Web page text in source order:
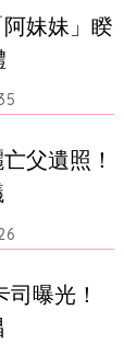
妹妹」睽
父遺照！
司曝光！